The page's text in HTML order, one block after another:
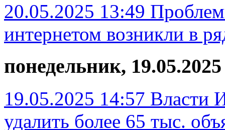
20.05.2025 13:49
интернетом возникли в
понедельник, 19.05.2025
19.05.2025 14:57 Власти
удалить более 65 тыс.